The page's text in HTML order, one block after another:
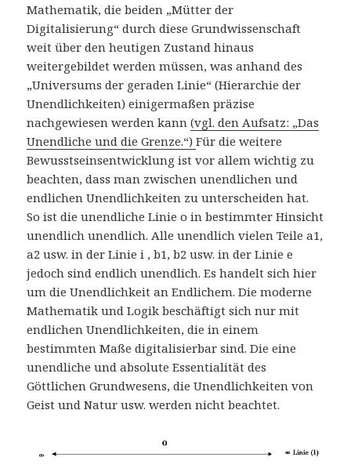
Mathematik, die beiden „Mütter der
Digitalisierung“ durch diese Grundwissenschaft
weit über den heutigen Zustand hinaus
weitergebildet werden müssen, was anhand des
„Universums der geraden Linie“ (Hierarchie der
Unendlichkeiten) einigermaßen präzise
nachgewiesen werden kann(vgl. den Aufsatz: „Das
Unendliche und die Grenze.“)Für die weitere
Bewusstseinsentwicklung ist vor allem wichtig zu
beachten, dass man zwischen unendlichen und
endlichen Unendlichkeiten zu unterscheiden hat.
So ist die unendliche Linie o in bestimmter Hinsicht
unendlich unendlich. Alle unendlich vielen Teile a1,
a2 usw. in der Linie i , b1, b2 usw. in der Linie e
jedoch sind endlich unendlich. Es handelt sich hier
um die Unendlichkeit an Endlichem. Die moderne
Mathematik und Logik beschäftigt sich nur mit
endlichen Unendlichkeiten, die in einem
bestimmten Maße digitalisierbar sind. Die eine
unendliche und absolute Essentialität des
Göttlichen Grundwesens, die Unendlichkeiten von
Geist und Natur usw. werden nicht beachtet.